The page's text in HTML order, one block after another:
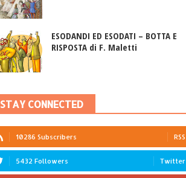
ESODANDI ED ESODATI – BOTTA E
RISPOSTA di F. Maletti
STAY CONNECTED
10286 Subscribers RSS
5432 Followers Twitter